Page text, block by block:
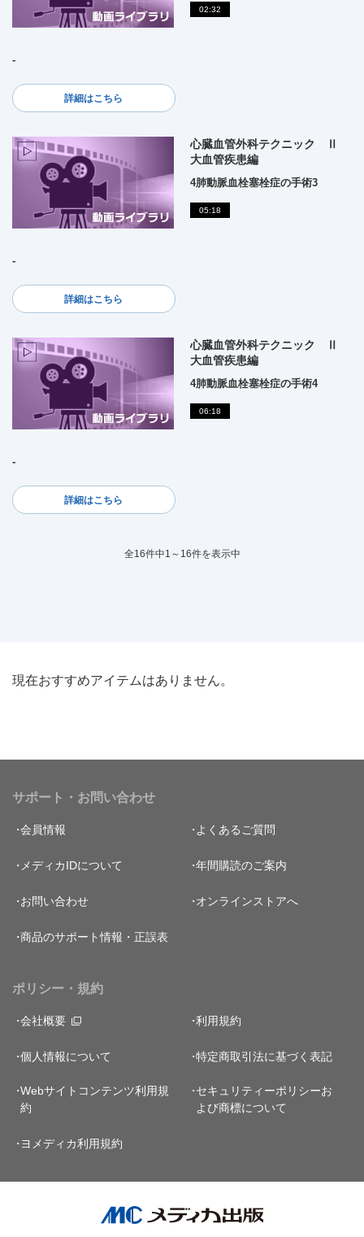
02:32
-
詳細はこちら
心臓血管外科テクニック Ⅱ
大血管疾患編
4肺動脈血栓塞栓症の手術3
05:18
-
詳細はこちら
心臓血管外科テクニック Ⅱ
大血管疾患編
4肺動脈血栓塞栓症の手術4
06:18
-
詳細はこちら
全16件中1～16件を表示中
現在おすすめアイテムはありません。
サポート・お問い合わせ
会員情報 よくあるご質問
メディカIDについて 年間購読のご案内
お問い合わせ オンラインストアへ
商品のサポート情報・正誤表
ポリシー・規約
会社概要 利用規約
個人情報について 特定商取引法に基づく表記
Webサイトコンテンツ利用規
約
セキュリティーポリシーお
よび商標について
ヨメディカ利用規約